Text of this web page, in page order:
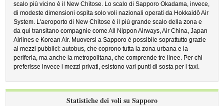
scalo più vicino è il New Chitose. Lo scalo di Sapporo Okadama, invece,
di modeste dimensioni ospita solo voli nazionali operati da Hokkaidō Air
System. L'aeroporto di New Chitose è il più grande scalo della zona e
da qui transitano compagnie come All Nippon Airways, Air China, Japan
Airlines e Korean Air. Muoversi a Sapporo è possibile soprattutto grazie
ai mezzi pubblici: autobus, che coprono tutta la zona urbana e la
periferia, ma anche la metropolitana, che comprende tre linee. Per chi
preferisse invece i mezzi privati, esistono vari punti di sosta per i taxi.
Statistiche dei voli su Sapporo